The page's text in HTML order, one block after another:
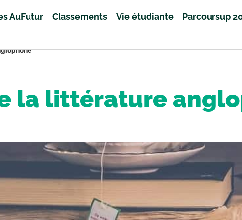
AuFutur Classements Vie étudiante Parcoursup
la littérature